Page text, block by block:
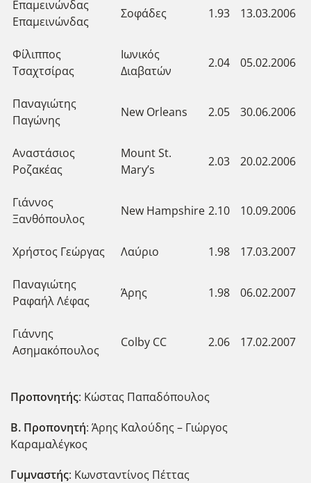
Επαμεινώνδας
Επαμεινώνδας
Σοφάδες 1.93 13.03.2006
Φίλιππος
Τσαχτσίρας
Ιωνικός
Διαβατών
2.04 05.02.2006
Παναγιώτης
Παγώνης
New Orleans 2.05 30.06.2006
Αναστάσιος
Ροζακέας
Mount St.
Mary’s
2.03 20.02.2006
Γιάννος
Ξανθόπουλος
New Hampshire 2.10 10.09.2006
Χρήστος Γεώργας Λαύριο 1.98 17.03.2007
Παναγιώτης
Ραφαήλ Λέφας
Άρης 1.98 06.02.2007
Γιάννης
Ασημακόπουλος
Colby CC 2.06 17.02.2007
Προπονητής: Κώστας Παπαδόπουλος
Β. Προπονητή: Άρης Καλούδης – Γιώργος
Καραμαλέγκος
Γυμναστής: Κωνσταντίνος Πέττας